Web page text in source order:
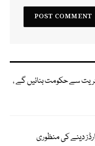
سے حکومت بنائیں گے ،
دینے کی منظوری